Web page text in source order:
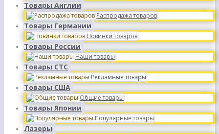
Товары Англии
Распродажа товаров
Товары Германии
Новинки товаров
Товары России
Наши товары
Товары СТС
Рекламные товары
Товары США
Общие товары
Товары Японии
Популярные товары
Лазеры